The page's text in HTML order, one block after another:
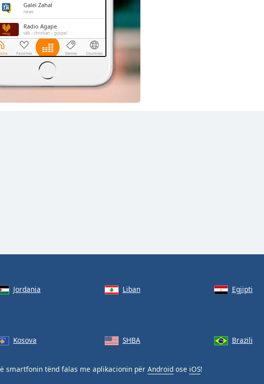
Galei Zahal
news
Radio Agape
talk christian gospel
Radio Lelo Hafsaka
pop news alternative sports
Toker FM
jewish
Jordania Liban
Egjipti
Kosova SHBA Brazili
smartfonin tënd falas me aplikacionin për Android ose iOS!